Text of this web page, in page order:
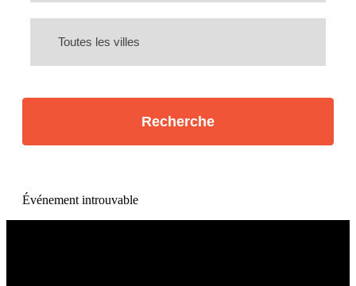
Événement introuvable